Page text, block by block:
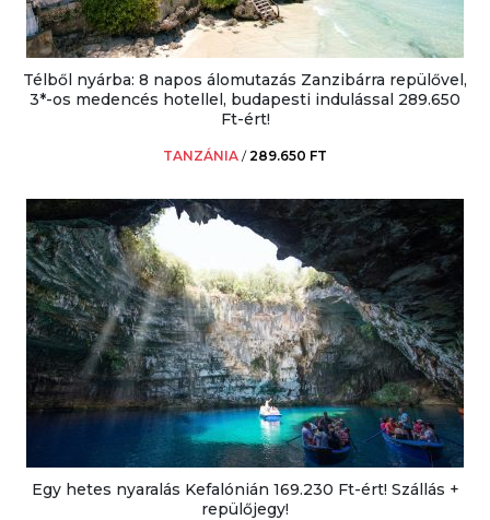
Télből nyárba: 8 napos álomutazás Zanzibárra repülővel,
3*-os medencés hotellel, budapesti indulással 289.650
Ft-ért!
TANZÁNIA /289.650 FT
Egy hetes nyaralás Kefalónián 169.230 Ft-ért! Szállás +
repülőjegy!